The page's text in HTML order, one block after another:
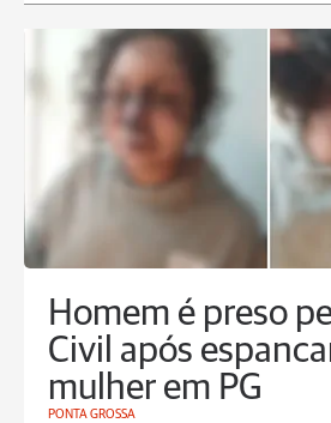
Homem é preso
Civil após
mulher em PG
PONTA GROSSA